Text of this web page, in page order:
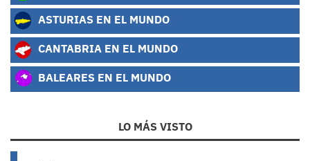
ASTURIAS EN EL MUNDO
CANTABRIA EN EL MUNDO
BALEARES EN EL MUNDO
LO MÁS VISTO